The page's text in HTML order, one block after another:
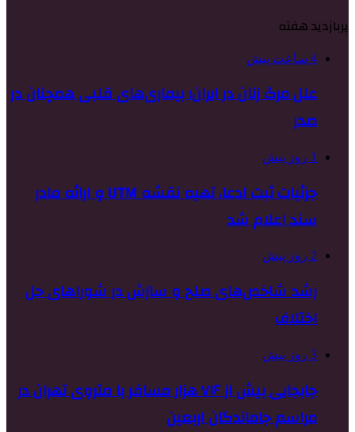
پربازدید هفته
4 ساعت پیش
علل مرگ زنان در ایران؛ بیماری‌های قلبی همچنان در
صدر
1 روز پیش
جزئیات ثبت ادعا، تهیه نقشه UTM و ارائه مادر
سند اعلام شد
2 روز پیش
رشد شاخص‌های صلح و سازش در شوراهای حل
اختلاف
3 روز پیش
جابجایی بیش از ۷۱۶ هزار مسافر با متروی تهران در
مراسم جاماندگان اربعین